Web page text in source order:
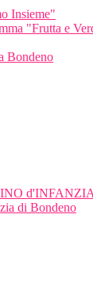
Insieme"
"Frutta e
Bondeno
di Bondeno